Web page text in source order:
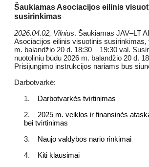
Šaukiamas Asociacijos eilinis
susirinkimas
2026.04.02, Vilnius. Šaukiamas JAV–LT
Asociacijos eilinis visuotinis
m. balandžio 20 d. 18:30 – 19:30 val.
nuotoliniu būdu 2026 m. balandžio 20 d.
Prisijungimo instrukcijos nariams bus
Darbotvarkė:
1. Darbotvarkės tvirtinimas
2. 2025 m. veiklos ir finansinės
bei tvirtinimas
3. Naujo valdybos nario rinkimai
4. Kiti klausimai